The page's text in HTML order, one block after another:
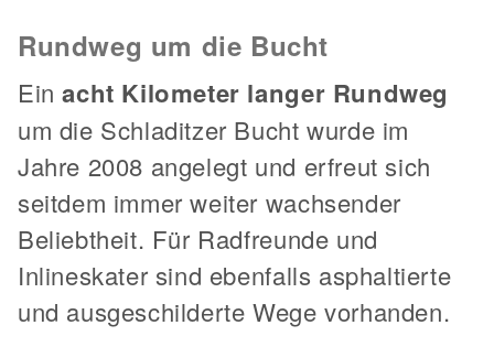
Rundweg um die Bucht
Einacht Kilometer langer Rundweg
um die Schladitzer Bucht wurde im
Jahre 2008 angelegt und erfreut sich
seitdem immer weiter wachsender
Beliebtheit. Für Radfreunde und
Inlineskater sind ebenfalls asphaltierte
und ausgeschilderte Wege vorhanden.